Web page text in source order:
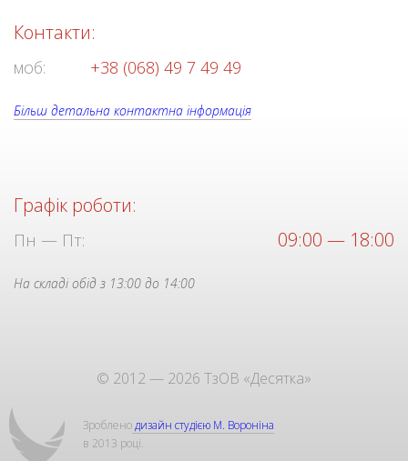
Контакти:
моб: +38 (068) 49 7 49 49
Більш детальна контактна інформація
Графік роботи:
Пн — Пт: 09:00 — 18:00
На складі обід з 13:00 до 14:00
© 2012 — 2026 ТзОВ «Десятка»
Зробленодизайн студією М. Вороніна
в 2013 році.